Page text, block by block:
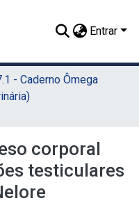
Entrar
- Caderno Ômega
corporal
testiculares